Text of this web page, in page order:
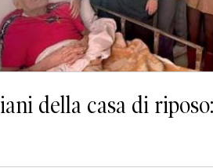
della casa di